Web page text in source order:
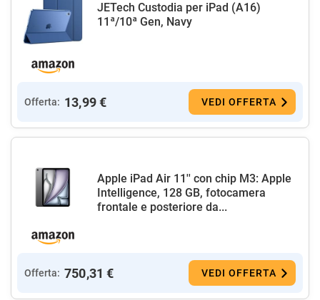
JETech Custodia per iPad (A16)
11ª/10ª Gen, Navy
Offerta: 13,99 € VEDI OFFERTA
Apple iPad Air 11'' con chip M3: Apple
Intelligence, 128 GB, fotocamera
frontale e posteriore da...
Offerta: 750,31 € VEDI OFFERTA